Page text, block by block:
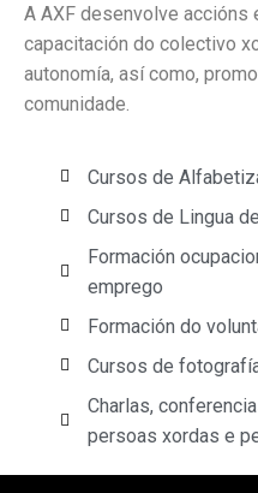
A AXF desenvolve accións
capacitación do colectivo
autonomía, así como,
comunidade.
Cursos de
Cursos de Lingua
Formación
emprego
Formación do
Cursos de
Charlas,
persoas xordas e